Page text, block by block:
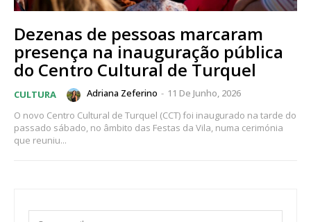
Dezenas de pessoas marcaram
presença na inauguração pública
do Centro Cultural de Turquel
CULTURA Adriana Zeferino - 11 De Junho, 2026
O novo Centro Cultural de Turquel (CCT) foi inaugurado na tarde do
passado sábado, no âmbito das Festas da Vila, numa cerimónia
que reuniu...